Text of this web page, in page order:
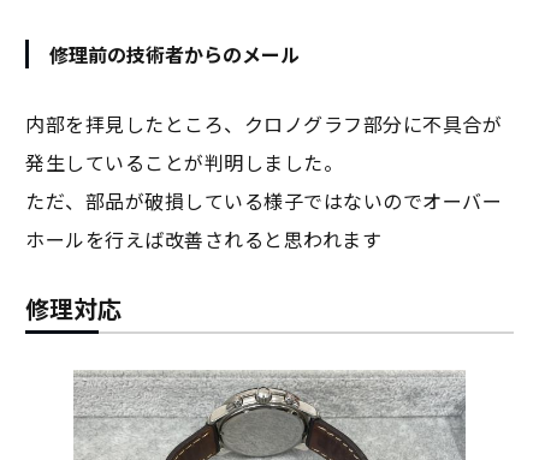
修理前の技術者からのメール
内部を拝見したところ、クロノグラフ部分に不具合が
発生していることが判明しました。
ただ、部品が破損している様子ではないのでオーバー
ホールを行えば改善されると思われます
修理対応